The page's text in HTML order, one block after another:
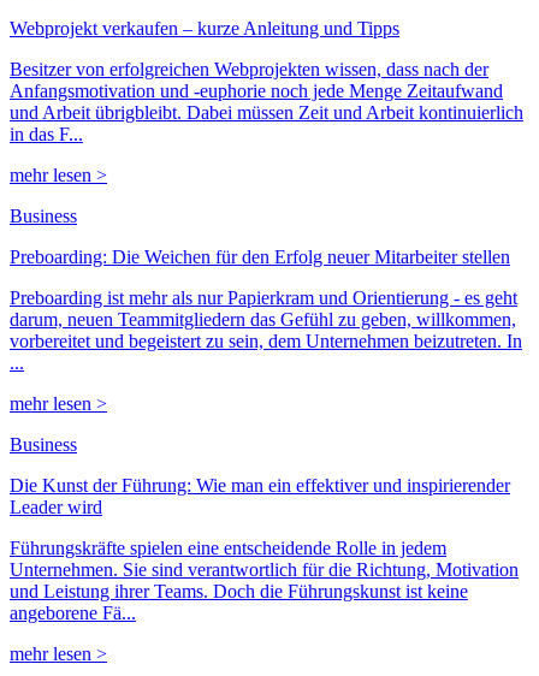
Webprojekt verkaufen – kurze Anleitung und Tipps
Besitzer von erfolgreichen Webprojekten wissen, dass nach der
Anfangsmotivation und -euphorie noch jede Menge Zeitaufwand
und Arbeit übrigbleibt. Dabei müssen Zeit und Arbeit kontinuierlich
in das F...
mehr lesen >
Business
Preboarding: Die Weichen für den Erfolg neuer Mitarbeiter stellen
Preboarding ist mehr als nur Papierkram und Orientierung - es geht
darum, neuen Teammitgliedern das Gefühl zu geben, willkommen,
vorbereitet und begeistert zu sein, dem Unternehmen beizutreten. In
...
mehr lesen >
Business
Die Kunst der Führung: Wie man ein effektiver und inspirierender
Leader wird
Führungskräfte spielen eine entscheidende Rolle in jedem
Unternehmen. Sie sind verantwortlich für die Richtung, Motivation
und Leistung ihrer Teams. Doch die Führungskunst ist keine
angeborene Fä...
mehr lesen >